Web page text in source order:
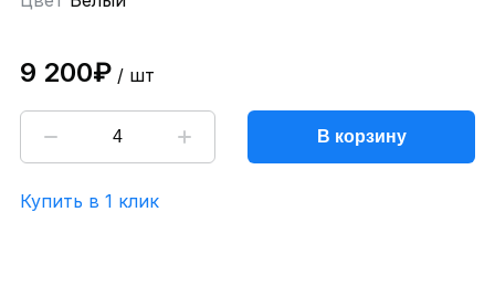
9 200₽/ шт
В корзину
Купить в 1 клик